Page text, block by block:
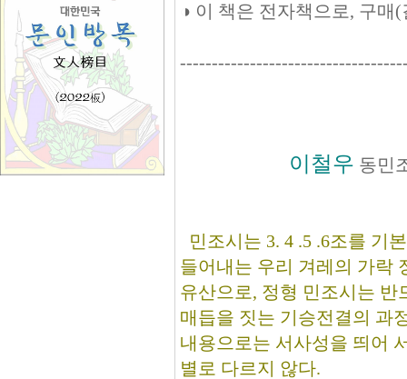
◑ 이 책은 전자책으로, 구매
이철우 동민
민조시는 3. 4 .5 .6조를 기
들어내는 우리 겨레의 가락
유산으로, 정형 민조시는 반
매듭을 짓는 기승전결의 과
내용으로는 서사성을 띄어
별로 다르지 않다.